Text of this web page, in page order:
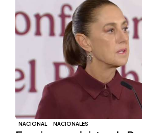
NACIONAL NACIONALES